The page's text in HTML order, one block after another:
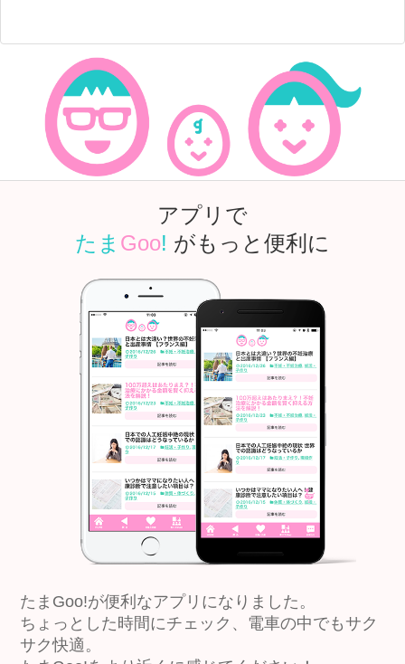
アプリで
たま Goo! がもっと便利に
たまGoo!が便利なアプリになりました。
ちょっとした時間にチェック、電車の中でもサク
サク快適。